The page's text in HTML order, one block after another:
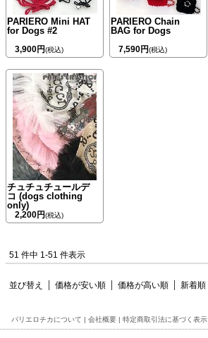
PARIERO Mini HAT
for Dogs #2
3,900円(税込)
PARIERO Chain
BAG for Dogs
7,590円(税込)
チュチュチュールデ
コ (dogs clothing
only)
2,200円(税込)
51 件中 1-51 件表示
並び替え 価格が安い順 価格が高い順 新着順
パリエロチカについて | 会社概要 | 特定商取引法に基づく表示